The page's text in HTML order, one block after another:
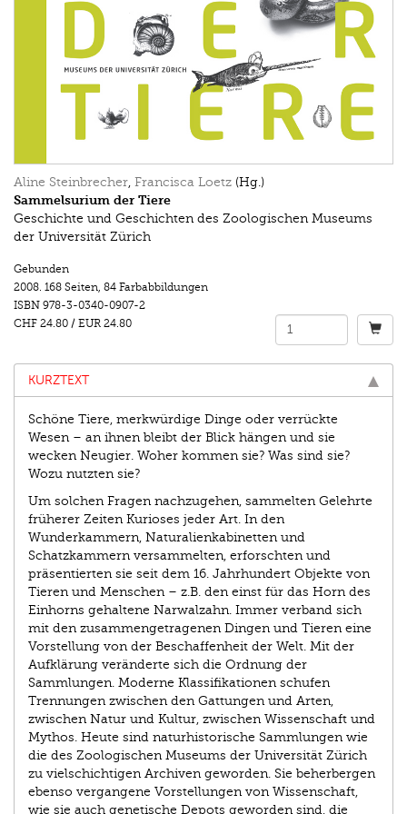
Aline Steinbrecher Francisca Loetz (Hg.)
Sammelsurium der Tiere
Geschichte und Geschichten des Zoologischen Museums
der Universität Zürich
Gebunden
2008. 168 Seiten 84 Farbabbildungen
ISBN 978-3-0340-0907-2
CHF 24.80 / EUR 24.80
KURZTEXT
Schöne Tiere, merkwürdige Dinge oder verrückte
Wesen – an ihnen bleibt der Blick hängen und sie
wecken Neugier. Woher kommen sie? Was sind sie?
Wozu nutzten sie?
Um solchen Fragen nachzugehen, sammelten Gelehrte
früherer Zeiten Kurioses jeder Art. In den
Wunderkammern, Naturalienkabinetten und
Schatzkammern versammelten, erforschten und
präsentierten sie seit dem 16. Jahrhundert Objekte von
Tieren und Menschen – z.B. den einst für das Horn des
Einhorns gehaltene Narwalzahn. Immer verband sich
mit den zusammengetragenen Dingen und Tieren eine
Vorstellung von der Beschaffenheit der Welt. Mit der
Aufklärung veränderte sich die Ordnung der
Sammlungen. Moderne Klassifikationen schufen
Trennungen zwischen den Gattungen und Arten,
zwischen Natur und Kultur, zwischen Wissenschaft und
Mythos. Heute sind naturhistorische Sammlungen wie
die des Zoologischen Museums der Universität Zürich
zu vielschichtigen Archiven geworden. Sie beherbergen
ebenso vergangene Vorstellungen von Wissenschaft,
wie sie auch genetische Depots geworden sind, die